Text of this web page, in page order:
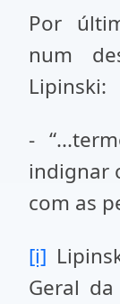
Por
num
Lipinski:
-
indignar
com as
[i]
Geral